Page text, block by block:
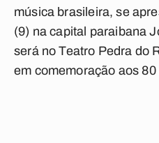
música brasileira, se
(9) na capital paraibana
será no Teatro Pedra do
em comemoração aos 80